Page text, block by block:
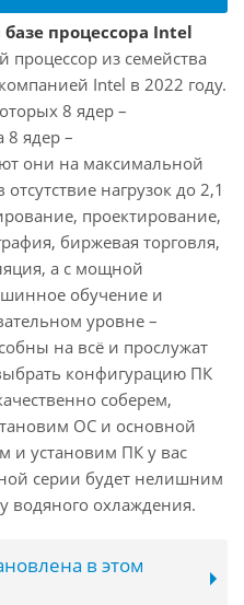
процессора Intel
из семейства
Intel в 2022 году.
8 ядер –
8 ядер –
они на максимальной
нагрузок до 2,1
проектирование,
биржевая торговля,
а с мощной
обучение и
уровне –
на всё и прослужат
конфигурацию ПК
соберем,
ОС и основной
и установим ПК у вас
серии будет нелишним
водяного охлаждения.
в этом